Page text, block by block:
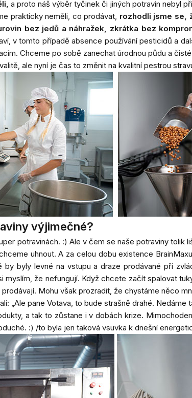
a proto náš výběr tyčinek či jiných potravin nebyl
prakticky neměli, co prodávat, rozhodli jsme se,
bez jedů a náhražek, zkrátka bez
v tomto případě absence používání pesticidů a
Chceme po sobě zanechat úrodnou půdu a
ale nyní je čas to změnit na kvalitní pestrou
výjimečné?
potravinách. :) Ale v čem se naše potraviny
uhnout. A za celou dobu existence
by byly levné na vstupu a draze prodávané při
myslím, že nefungují. Když chcete začít spalovat
Mohu však prozradit, že chystáme něco
„Ale pane Votava, to bude strašně drahé. Nedáme
a tak to zůstane i v dobách krize.
:) /to byla jen taková vsuvka k dnešní